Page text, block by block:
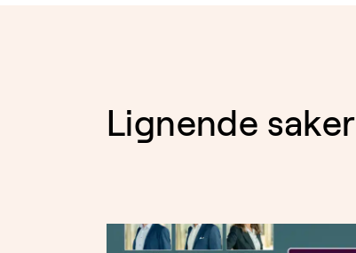
Lignende saker